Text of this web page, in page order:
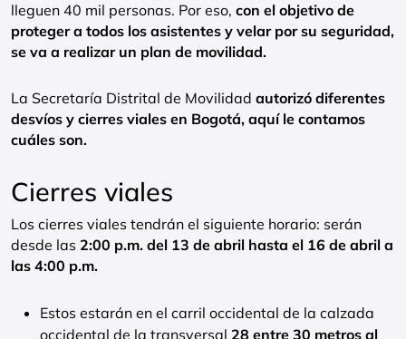
lleguen 40 mil personas. Por eso, con el objetivo de
proteger a todos los asistentes y velar por su seguridad,
se va a realizar un plan de movilidad.
La Secretaría Distrital de Movilidad autorizó diferentes
desvíos y cierres viales en Bogotá, aquí le contamos
cuáles son.
Cierres viales
Los cierres viales tendrán el siguiente horario: serán
desde las 2:00 p.m. del 13 de abril hasta el 16 de abril a
las 4:00 p.m.
Estos estarán en el carril occidental de la calzada
occidental de la transversal 28 entre 30 metros al